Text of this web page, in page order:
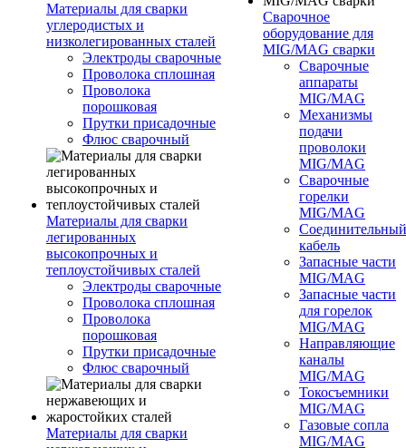
Материалы для сварки
углеродистых и
низколегированных сталей
Электроды сварочные
Проволока сплошная
Проволока
порошковая
Прутки присадочные
Флюс сварочный
Материалы для сварки
легированных
высокопрочных и
теплоустойчивых сталей
Электроды сварочные
Проволока сплошная
Проволока
порошковая
Прутки присадочные
Флюс сварочный
Материалы для сварки
Сварочное
оборудование для
MIG/MAG сварки
Сварочные
аппараты
MIG/MAG
Механизмы
подачи
проволоки
MIG/MAG
Сварочные
горелки
MIG/MAG
Соединительный
кабель
Запасные части
MIG/MAG
Запасные части
для горелок
MIG/MAG
Направляющие
каналы
MIG/MAG
Токосъемники
MIG/MAG
Газовые сопла
MIG/MAG